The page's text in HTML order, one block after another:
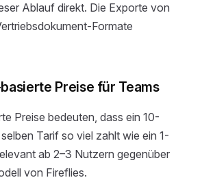
Ablauf direkt. Die Exporte von
Formate
Preise für Teams
Preise bedeuten, dass ein 10-
Tarif so viel zahlt wie ein 1-
ab 2–3 Nutzern gegenüber
von Fireflies.